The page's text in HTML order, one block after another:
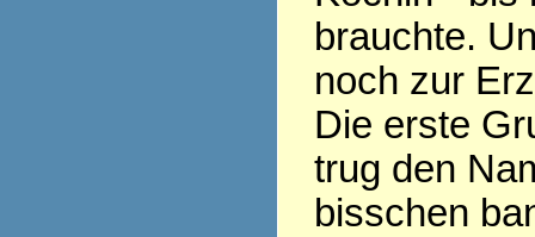
brauchte.
noch zur
Die erste
trug den
bisschen